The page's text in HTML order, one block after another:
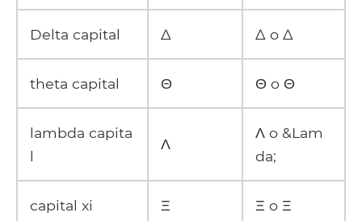
Delta capital Δ Δ o Δ
theta capital Θ Θ o Θ
lambda capita
l
Λ
Λ o &Lam
da;
capital xi Ξ Ξ o Ξ